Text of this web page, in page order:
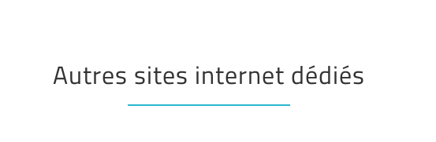
Autres sites internet dédiés